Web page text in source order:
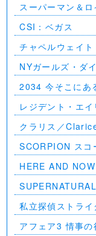
スーパーマン＆ロ
CSI：ベガス
チャペルウェイ
NYガールズ・ダ
5（第1話～第2話
2034 今そこにあ
レジデント・エ
第7話）
クラリス／
SCORPION スコ
話）
HERE AND NOW
11（全23話）
私立探偵ストライ
アフェア3 情事の